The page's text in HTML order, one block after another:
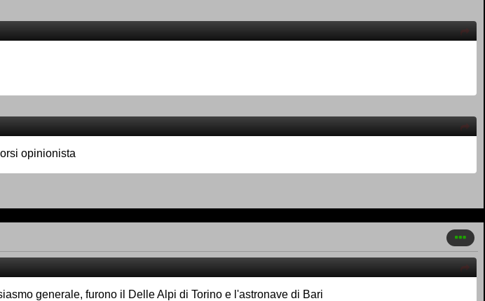
opinionista
generale, furono il Delle Alpi di Torino e l'astronave di Bari